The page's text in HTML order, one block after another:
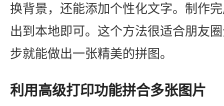
换背景，还能添加个性化文字。制作
出到本地即可。这个方法很适合朋友
步就能做出一张精美的拼图。
利用高级打印功能拼合多张图片